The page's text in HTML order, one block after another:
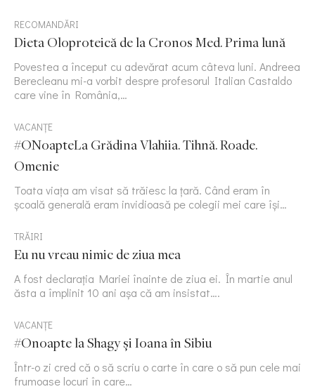
RECOMANDĂRI
Dieta Oloproteică de la Cronos Med. Prima lună
Povestea a început cu adevărat acum câteva luni. Andreea
Berecleanu mi-a vorbit despre profesorul Italian Castaldo
care vine în România,…
VACANȚE
#ONoapteLa Grădina Vlahiia. Tihnă. Roade.
Omenie
Toata viața am visat să trăiesc la țară. Când eram în
școală generală eram invidioasă pe colegii mei care își…
TRĂIRI
Eu nu vreau nimic de ziua mea
A fost declarația Mariei înainte de ziua ei. În martie anul
ăsta a împlinit 10 ani așa că am insistat….
VACANȚE
#Onoapte la Shagy și Ioana în Sibiu
Într-o zi cred că o să scriu o carte în care o să pun cele mai
frumoase locuri în care…